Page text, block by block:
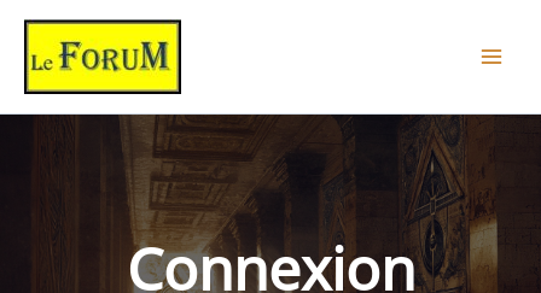
Aller
contenu
Connexion